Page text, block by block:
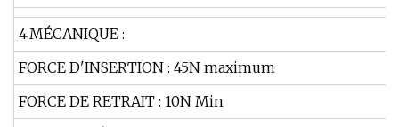
4.MÉCANIQUE :
FORCE D'INSERTION : 45N maximum
FORCE DE RETRAIT : 10N Min